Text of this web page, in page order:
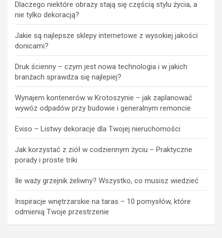
Dlaczego niektóre obrazy stają się częścią stylu życia, a
nie tylko dekoracją?
Jakie są najlepsze sklepy internetowe z wysokiej jakości
donicami?
Druk ścienny – czym jest nowa technologia i w jakich
branżach sprawdza się najlepiej?
Wynajem kontenerów w Krotoszynie – jak zaplanować
wywóz odpadów przy budowie i generalnym remoncie
Eviso – Listwy dekoracje dla Twojej nieruchomości
Jak korzystać z ziół w codziennym życiu – Praktyczne
porady i proste triki
Ile waży grzejnik żeliwny? Wszystko, co musisz wiedzieć
Inspiracje wnętrzarskie na taras – 10 pomysłów, które
odmienią Twoje przestrzenie